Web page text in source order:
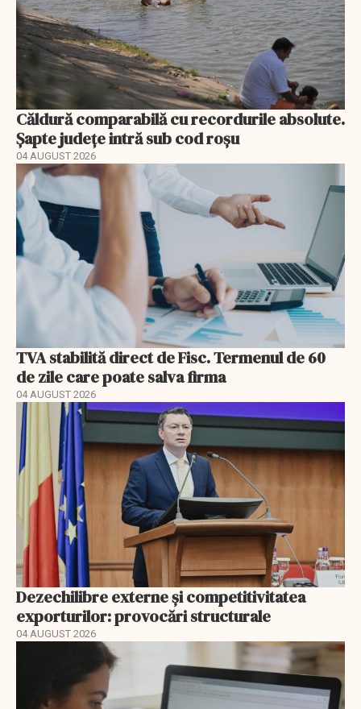
Căldură comparabilă cu recordurile absolute.
Șapte județe intră sub cod roșu
04 AUGUST 2026
TVA stabilită direct de Fisc. Termenul de 60
de zile care poate salva firma
04 AUGUST 2026
Dezechilibre externe și competitivitatea
exporturilor: provocări structurale
04 AUGUST 2026